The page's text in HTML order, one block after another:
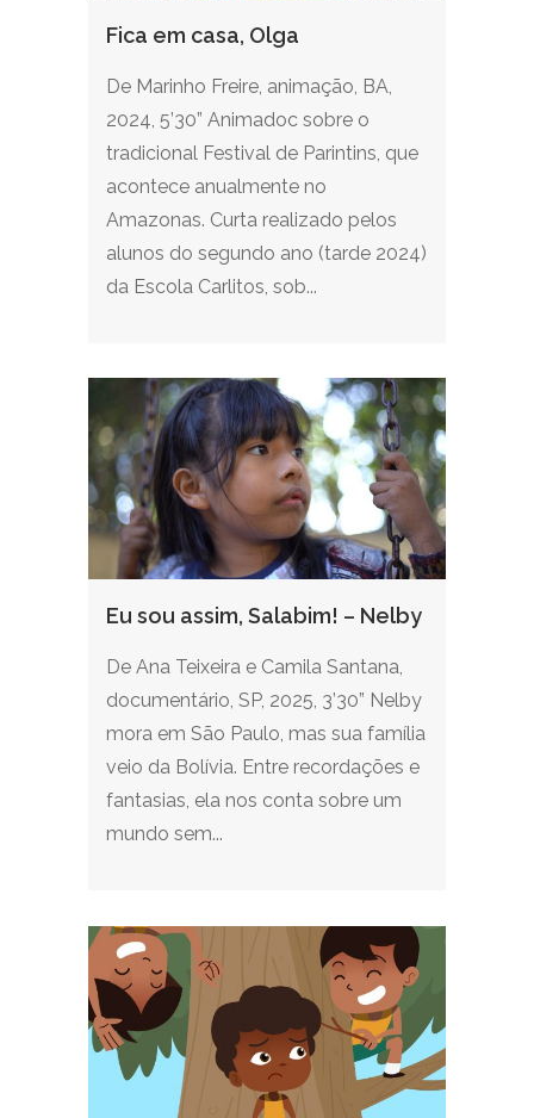
Fica em casa, Olga
De Marinho Freire, animação, BA,
2024, 5’30” Animadoc sobre o
tradicional Festival de Parintins, que
acontece anualmente no
Amazonas. Curta realizado pelos
alunos do segundo ano (tarde 2024)
da Escola Carlitos, sob...
Eu sou assim, Salabim! – Nelby
De Ana Teixeira e Camila Santana,
documentário, SP, 2025, 3’30” Nelby
mora em São Paulo, mas sua família
veio da Bolívia. Entre recordações e
fantasias, ela nos conta sobre um
mundo sem...